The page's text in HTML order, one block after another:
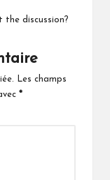
the discussion?
Les champs
*